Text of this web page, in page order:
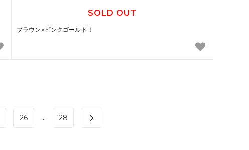
SOLD OUT
ブラウン×ピンクゴールド！
26 ... 28